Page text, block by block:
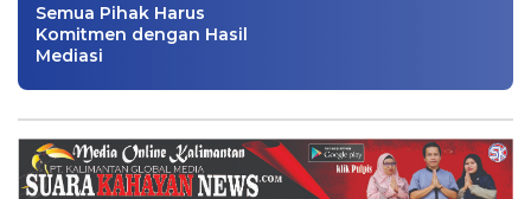
Semua Pihak Harus
Komitmen dengan Hasil
Mediasi